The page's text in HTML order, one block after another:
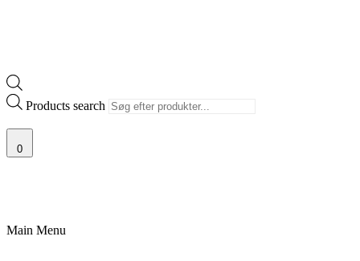
Products search
0
Main Menu